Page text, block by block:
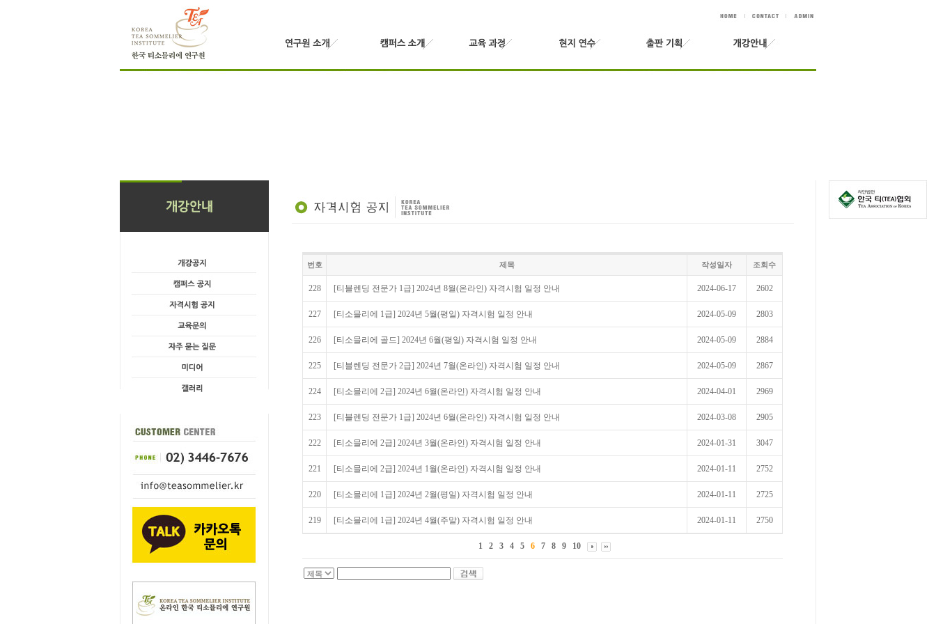
번호 제목 작성일자 조회수
228 [티블렌딩 전문가 1급] 2024년 8월(온라인) 자격시험 일정 안내 2024-06-17 2602
227 [티소믈리에 1급] 2024년 5월(평일) 자격시험 일정 안내 2024-05-09 2803
226 [티소믈리에 골드] 2024년 6월(평일) 자격시험 일정 안내 2024-05-09 2884
225 [티블렌딩 전문가 2급] 2024년 7월(온라인) 자격시험 일정 안내 2024-05-09 2867
224 [티소믈리에 2급] 2024년 6월(온라인) 자격시험 일정 안내 2024-04-01 2969
223 [티블렌딩 전문가 1급] 2024년 6월(온라인) 자격시험 일정 안내 2024-03-08 2905
222 [티소믈리에 2급] 2024년 3월(온라인) 자격시험 일정 안내 2024-01-31 3047
221 [티소믈리에 2급] 2024년 1월(온라인) 자격시험 일정 안내 2024-01-11 2752
220 [티소믈리에 1급] 2024년 2월(평일) 자격시험 일정 안내 2024-01-11 2725
219 [티소믈리에 1급] 2024년 4월(주말) 자격시험 일정 안내 2024-01-11 2750
1 2 3 4 5 6 7 8 9 10